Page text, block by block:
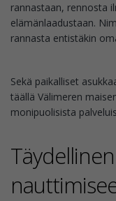
rannastaan, rennosta
elämänlaadustaan.
rannasta entistäkin
Sekä paikalliset
täällä Välimeren
monipuolisista